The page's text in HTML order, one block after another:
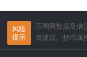
风险
提示
币圈网数据及信
资建议。炒币属